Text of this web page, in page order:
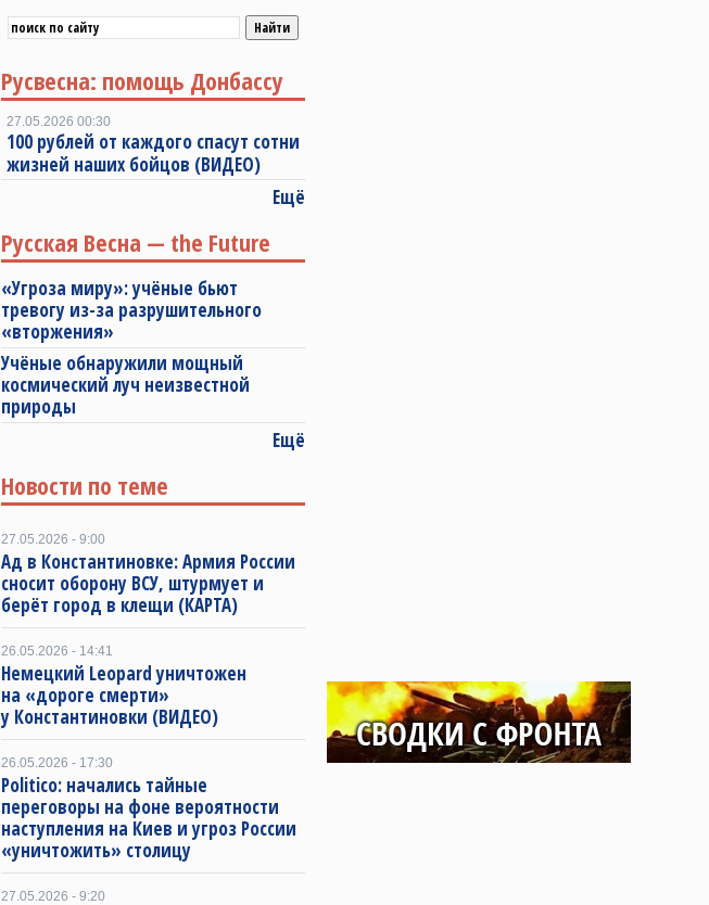
Русвесна: помощь Донбассу
27.05.2026 00:30
100 рублей от каждого спасут сотни
жизней наших бойцов (ВИДЕО)
Ещё
Русская Весна — the Future
«Угроза миру»: учёные бьют
тревогу из-за разрушительного
«вторжения»
Учёные обнаружили мощный
космический луч неизвестной
природы
Ещё
Новости по теме
27.05.2026 - 9:00
Ад в Константиновке: Армия России
сносит оборону ВСУ, штурмует и
берёт город в клещи (КАРТА)
26.05.2026 - 14:41
Немецкий Leopard уничтожен
на «дороге смерти»
у Константиновки (ВИДЕО)
26.05.2026 - 17:30
Politico: начались тайные
переговоры на фоне вероятности
наступления на Киев и угроз России
«уничтожить» столицу
27.05.2026 - 9:20